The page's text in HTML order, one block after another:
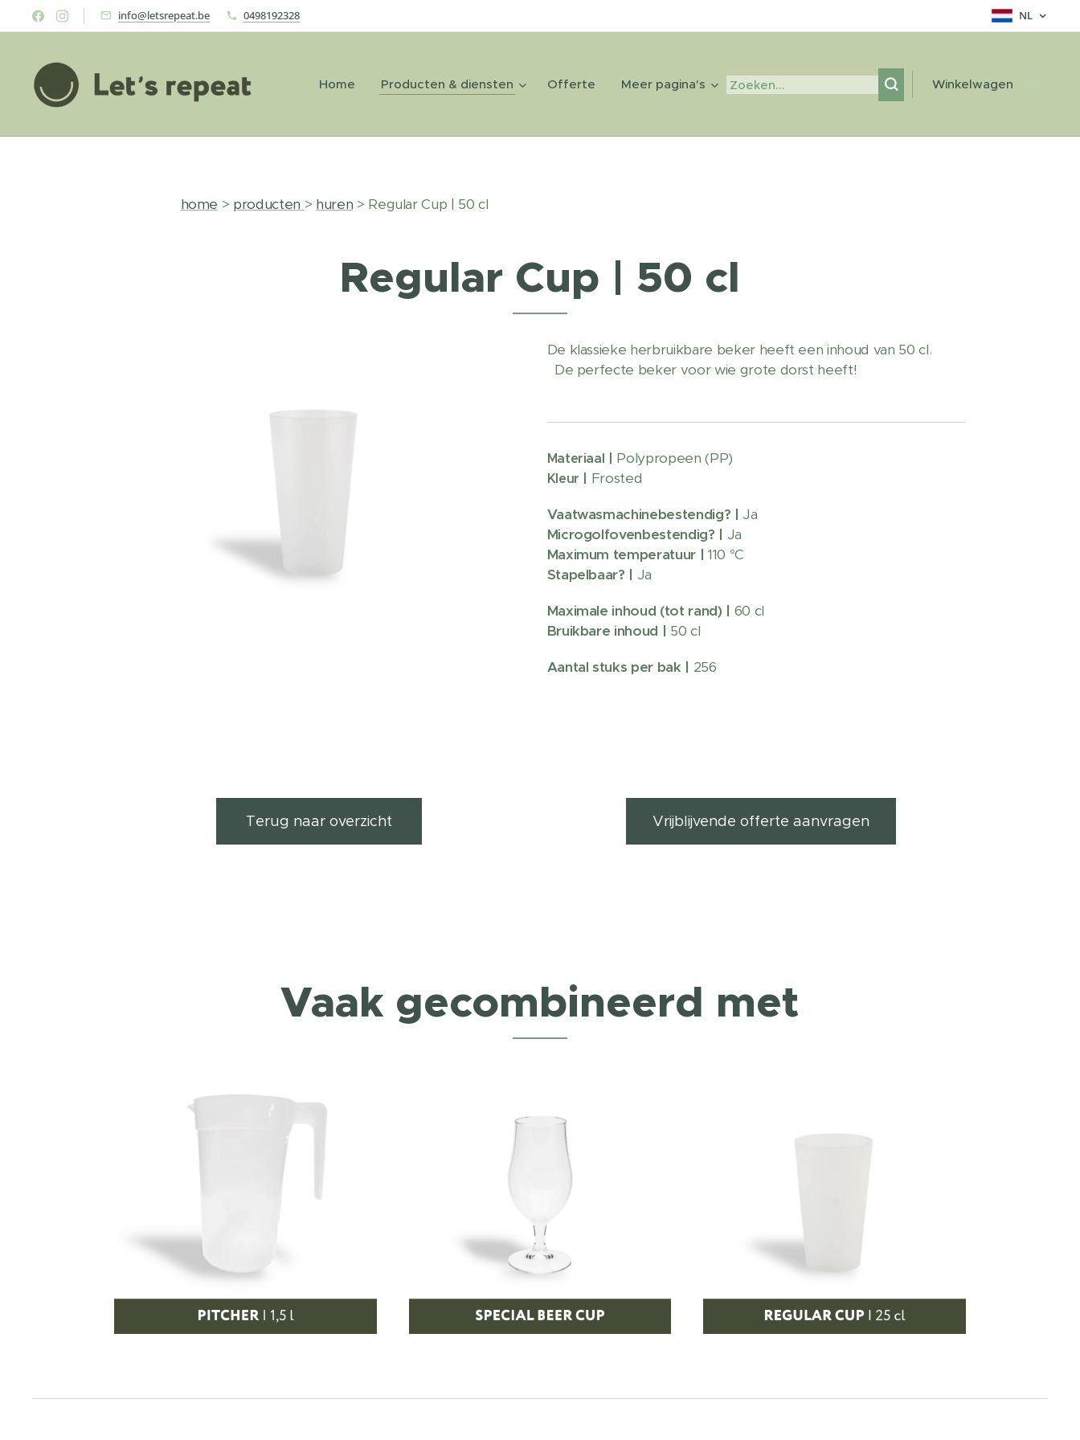
info@letsrepeat.be 0498192328 NL
Home Producten & diensten Offerte Meer pagina's Winkelwagen
home > producten > huren > Regular Cup | 50 cl
Regular Cup | 50 cl
De klassieke herbruikbare beker heeft een inhoud van 50 cl.
De perfecte beker voor wie grote dorst heeft!
Materiaal | Polypropeen (PP)
Kleur | Frosted
Vaatwasmachinebestendig? | Ja
Microgolfovenbestendig? | Ja
Maximum temperatuur | 110 °C
Stapelbaar? | Ja
Maximale inhoud (tot rand) | 60 cl
Bruikbare inhoud | 50 cl
Aantal stuks per bak | 256
Terug naar overzicht Vrijblijvende offerte aanvragen
Vaak gecombineerd met